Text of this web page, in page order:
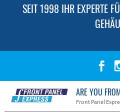
SEIT 1998 IHR EXPERTE
ARE YOU
Front Panel